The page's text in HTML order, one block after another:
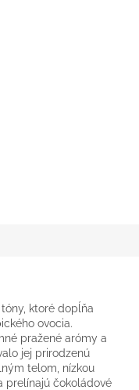
ktoré dopĺňa
ovocia.
pražené arómy a
jej prirodzenú
telom, nízkou
prelínajú čokoládové